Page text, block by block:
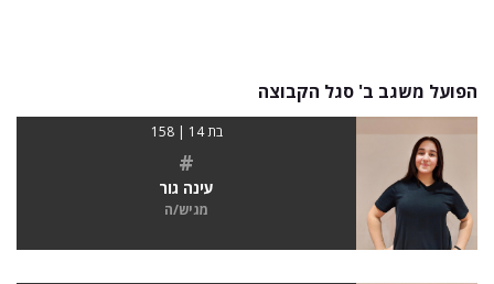
הפועל משגב ב' סגל הקבוצה
בת 14 | 158
#
עינה גור
מגיש/ה